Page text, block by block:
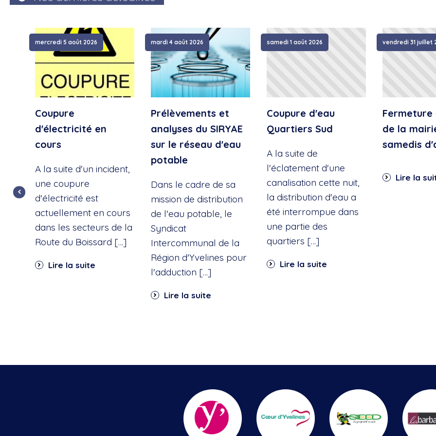
mercredi 5 août 2026
Coupure
d'électricité en
cours
A la suite d'un incident,
une coupure
d'électricité est
actuellement en cours
dans les secteurs de la
Route du Boissard […]
Lire la suite
mardi 4 août 2026
Prélèvements et
analyses du SIRYAE
sur le réseau d'eau
potable
Dans le cadre de sa
mission de distribution
de l'eau potable, le
Syndicat
Intercommunal de la
Région d'Yvelines pour
l'adduction […]
Lire la suite
samedi 1 août 2026
Coupure d'eau
Quartiers Sud
A la suite de
l'éclatement d'une
canalisation cette nuit,
la distribution d'eau a
été interrompue dans
une partie des
quartiers […]
Lire la suite
vendredi 31 juillet
Fermeture
de la
samedis
Lire la